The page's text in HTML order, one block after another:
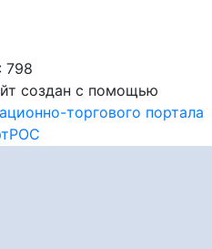
798
создан с помощью
торгового портала